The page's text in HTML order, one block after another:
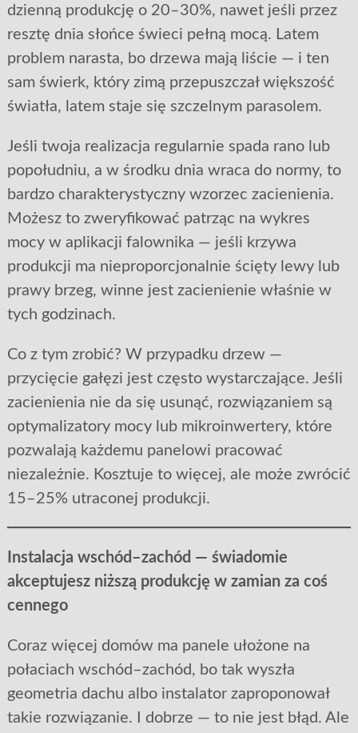
dzienną produkcję o 20–30%, nawet jeśli przez
resztę dnia słońce świeci pełną mocą. Latem
problem narasta, bo drzewa mają liście — i ten
sam świerk, który zimą przepuszczał większość
światła, latem staje się szczelnym parasolem.
Jeśli twoja realizacja regularnie spada rano lub
popołudniu, a w środku dnia wraca do normy, to
bardzo charakterystyczny wzorzec zacienienia.
Możesz to zweryfikować patrząc na wykres
mocy w aplikacji falownika — jeśli krzywa
produkcji ma nieproporcjonalnie ścięty lewy lub
prawy brzeg, winne jest zacienienie właśnie w
tych godzinach.
Co z tym zrobić? W przypadku drzew —
przycięcie gałęzi jest często wystarczające. Jeśli
zacienienia nie da się usunąć, rozwiązaniem są
optymalizatory mocy lub mikroinwertery, które
pozwalają każdemu panelowi pracować
niezależnie. Kosztuje to więcej, ale może zwrócić
15–25% utraconej produkcji.
Instalacja wschód–zachód — świadomie
akceptujesz niższą produkcję w zamian za coś
cennego
Coraz więcej domów ma panele ułożone na
połaciach wschód–zachód, bo tak wyszła
geometria dachu albo instalator zaproponował
takie rozwiązanie. I dobrze — to nie jest błąd. Ale